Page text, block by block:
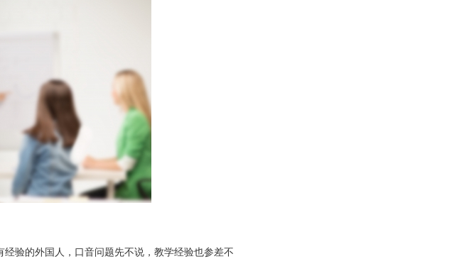
验的外国人，口音问题先不说，教学经验也参差不